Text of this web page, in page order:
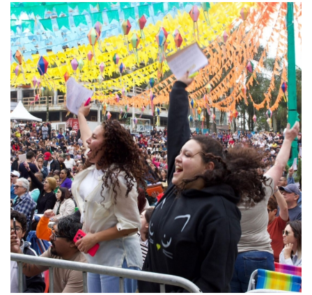
07/08/2026 | 07:00
Prefeitura de Itapema segue com credenciamento aberto para artistas e
produtores culturais
ITAPEMA